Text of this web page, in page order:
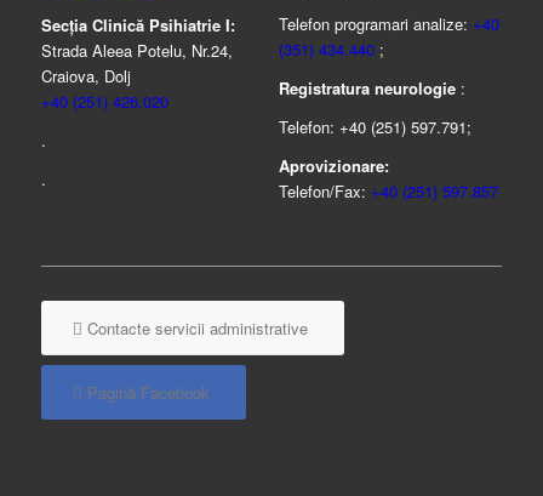
Secția Clinică Psihiatrie I:
Strada Aleea Potelu, Nr.24,
Craiova, Dolj
+40 (251) 426.020
.
.
Telefon programari analize: +40
(351) 434.440 ;
Registratura neurologie :
Telefon: +40 (251) 597.791;
Aprovizionare:
Telefon/Fax: +40 (251) 597.857
Contacte servicii administrative
Pagină Facebook